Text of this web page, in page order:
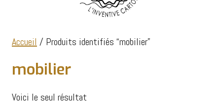
Accueil / Produits identifiés “mobilier”
mobilier
Voici le seul résultat